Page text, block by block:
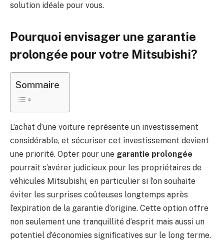
solution idéale pour vous.
Pourquoi envisager une garantie
prolongée pour votre Mitsubishi?
Sommaire
L’achat d’une voiture représente un investissement
considérable, et sécuriser cet investissement devient
une priorité. Opter pour une garantie prolongée
pourrait s’avérer judicieux pour les propriétaires de
véhicules Mitsubishi, en particulier si l’on souhaite
éviter les surprises coûteuses longtemps après
l’expiration de la garantie d’origine. Cette option offre
non seulement une tranquillité d’esprit mais aussi un
potentiel d’économies significatives sur le long terme.